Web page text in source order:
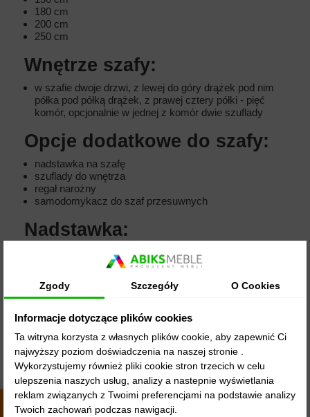
180 cm
200 cm
250 cm
Wnętrze szafy:
w szafie dwoje drzwi, z lewej do góry drążek pod nim
półka pod półką drążek, z prawej cztery półki - pięć
komór, opcjonalnie w jednej z komór dwie szuflady
Opcje dodatkowe do szafy:
nadstawka na szafę
szuflady do wnętrza
regał narożny
samodomykacz do szaf przesuwnych
Nadstawka:
opcjonalnie do szafy dostępna jest nadstawka o
wysokości 40 cm, również z drzwiami przesuwnymi, w
się dwie komory
Regał narożny:
Regał dostępny jest na naszych aukcjach.Regał jest
uniwersalny można ustawić go po prawej jak i po
lewej stronie.Szerokość regału 30 cm. Regał
dostępny w czterech kolorystykach: biały mat, czarny
mat, dąb artisan, dąb sonoma.
Zgody Szczegóły O Cookies
Informacje dotyczące plików cookies
Ta witryna korzysta z własnych plików cookie, aby zapewnić Ci
najwyższy poziom doświadczenia na naszej stronie .
Wykorzystujemy również pliki cookie stron trzecich w celu
ulepszenia naszych usług, analizy a nastepnie wyświetlania
reklam związanych z Twoimi preferencjami na podstawie analizy
Twoich zachowań podczas nawigacji.
4.9